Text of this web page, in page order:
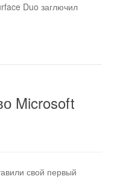
Duo заглючил
Microsoft
свой первый